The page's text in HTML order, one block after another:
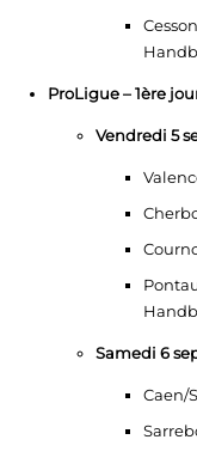
ProLigue – 1ère
Vendredi 5
Samedi 6
Caen/